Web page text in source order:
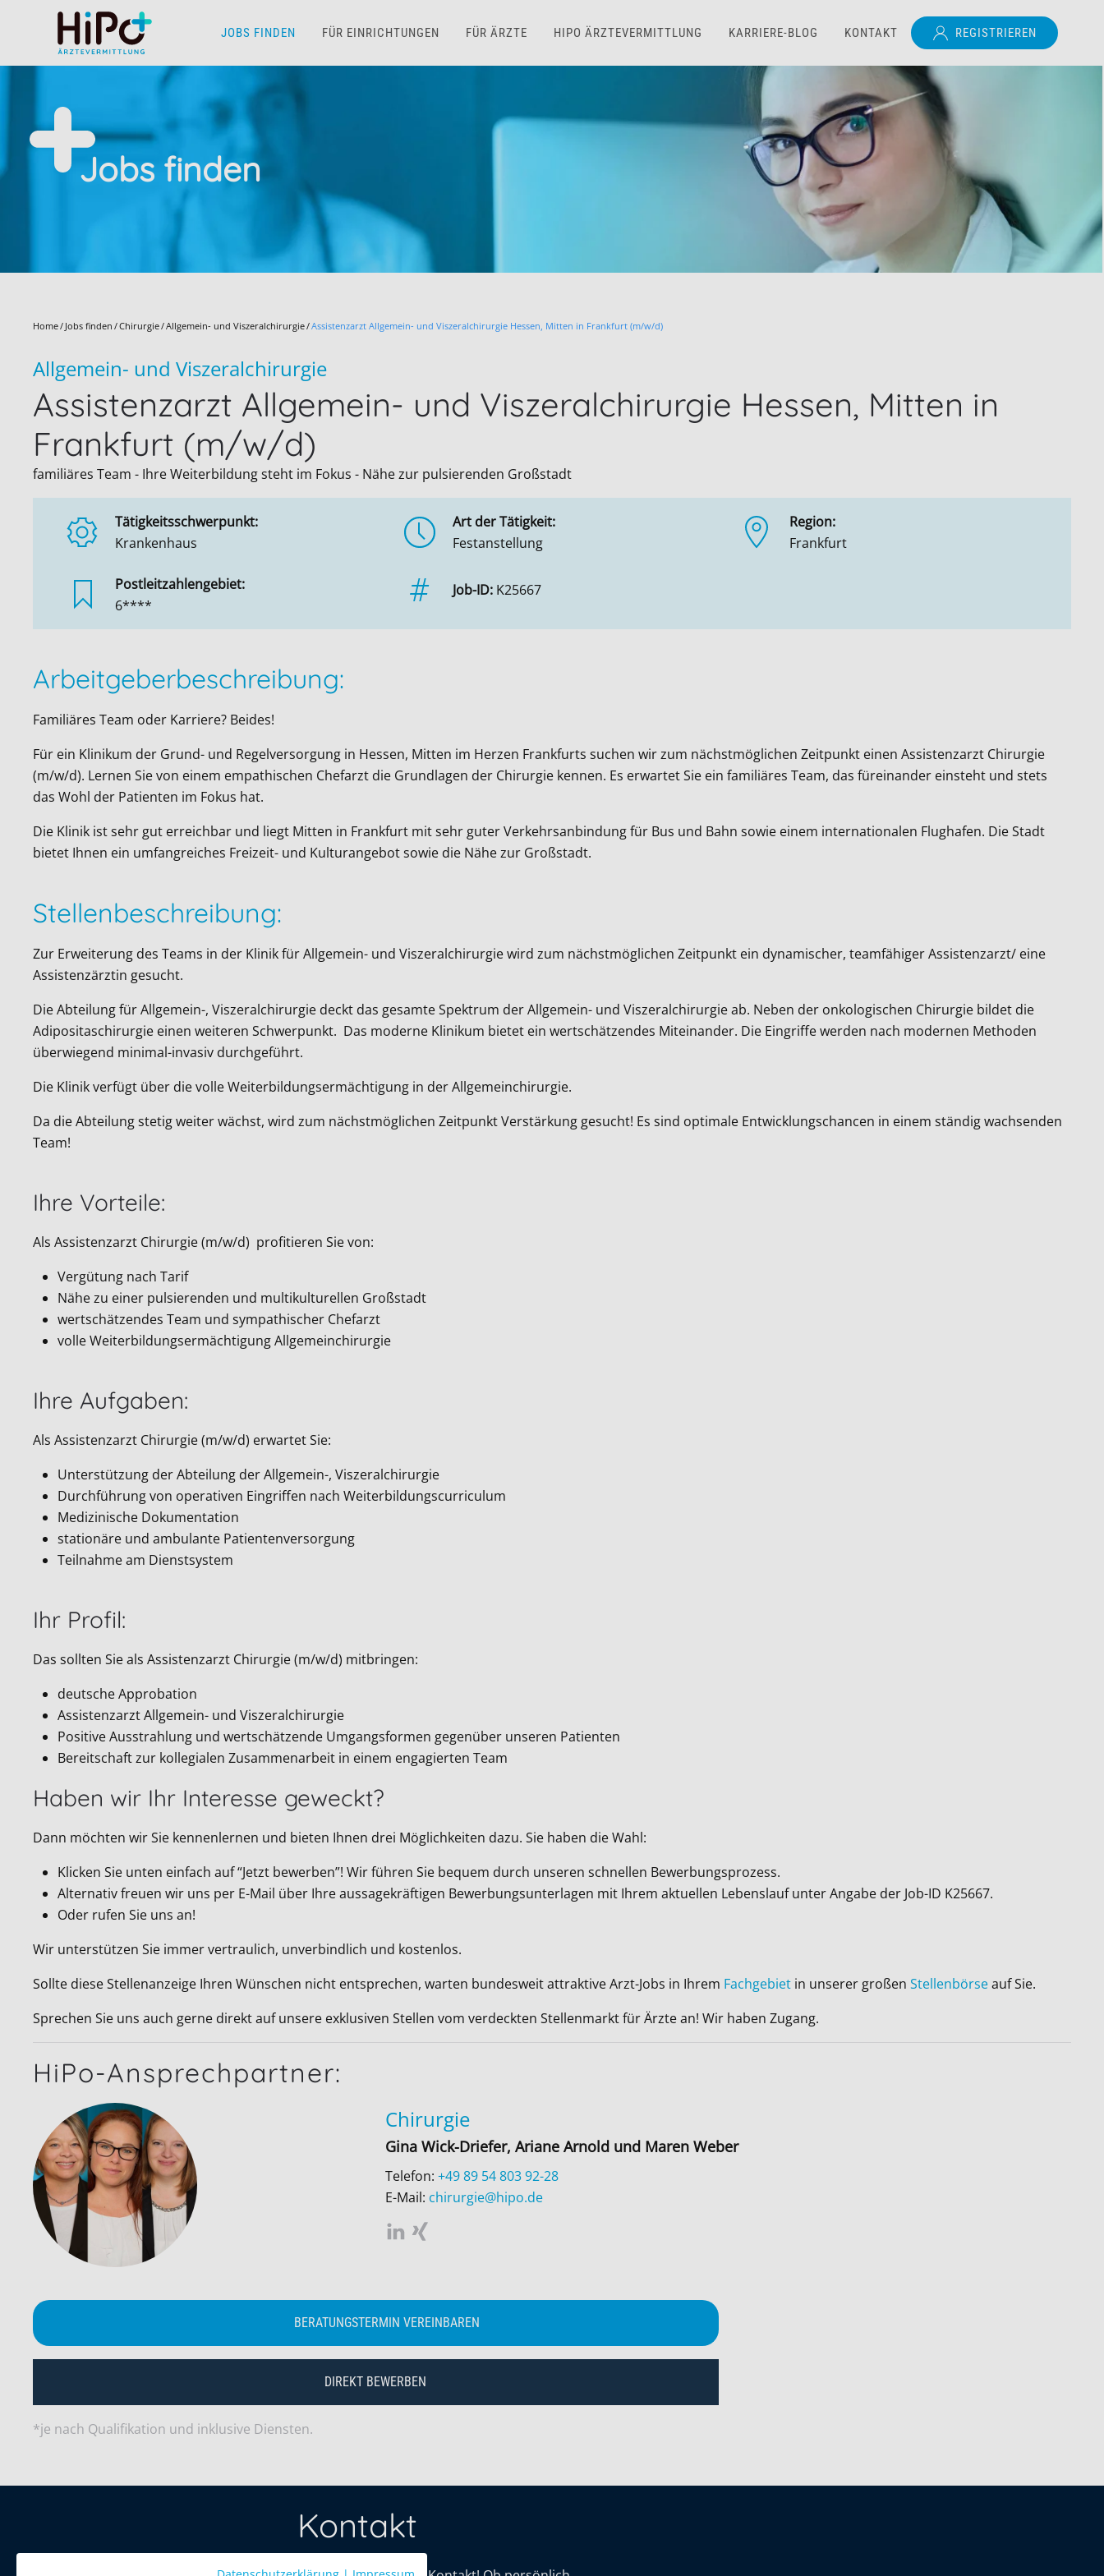
Skip to main content JOBS FINDEN FÜR EINRICHTUNGEN FÜR ÄRZTE HIPO ÄRZTEVERMITTLUNG KARRIERE-BLOG KONTAKT REGISTRIEREN
Jobs finden
Home Jobs finden Chirurgie Allgemein- und Viszeralchirurgie Assistenzarzt Allgemein- und Viszeralchirurgie Hessen, Mitten in Frankfurt (m/w/d)
Allgemein- und Viszeralchirurgie
Assistenzarzt Allgemein- und Viszeralchirurgie Hessen, Mitten in
Frankfurt (m/w/d)
familiäres Team - Ihre Weiterbildung steht im Fokus - Nähe zur pulsierenden Großstadt
Tätigkeitsschwerpunkt:
Krankenhaus
Art der Tätigkeit:
Festanstellung
Region:
Frankfurt
Postleitzahlengebiet:
6****
Job-ID: K25667
Arbeitgeberbeschreibung:
Familiäres Team oder Karriere? Beides!
Für ein Klinikum der Grund- und Regelversorgung in Hessen, Mitten im Herzen Frankfurts suchen wir zum nächstmöglichen Zeitpunkt einen Assistenzarzt Chirurgie
(m/w/d). Lernen Sie von einem empathischen Chefarzt die Grundlagen der Chirurgie kennen. Es erwartet Sie ein familiäres Team, das füreinander einsteht und stets
das Wohl der Patienten im Fokus hat.
Die Klinik ist sehr gut erreichbar und liegt Mitten in Frankfurt mit sehr guter Verkehrsanbindung für Bus und Bahn sowie einem internationalen Flughafen. Die Stadt
bietet Ihnen ein umfangreiches Freizeit- und Kulturangebot sowie die Nähe zur Großstadt.
Stellenbeschreibung:
Zur Erweiterung des Teams in der Klinik für Allgemein- und Viszeralchirurgie wird zum nächstmöglichen Zeitpunkt ein dynamischer, teamfähiger Assistenzarzt/ eine
Assistenzärztin gesucht.
Die Abteilung für Allgemein-, Viszeralchirurgie deckt das gesamte Spektrum der Allgemein- und Viszeralchirurgie ab. Neben der onkologischen Chirurgie bildet die
Adipositaschirurgie einen weiteren Schwerpunkt. Das moderne Klinikum bietet ein wertschätzendes Miteinander. Die Eingriffe werden nach modernen Methoden
überwiegend minimal-invasiv durchgeführt.
Die Klinik verfügt über die volle Weiterbildungsermächtigung in der Allgemeinchirurgie.
Da die Abteilung stetig weiter wächst, wird zum nächstmöglichen Zeitpunkt Verstärkung gesucht! Es sind optimale Entwicklungschancen in einem ständig wachsenden
Team!
Ihre Vorteile:
Als Assistenzarzt Chirurgie (m/w/d) profitieren Sie von:
Vergütung nach Tarif
Nähe zu einer pulsierenden und multikulturellen Großstadt
wertschätzendes Team und sympathischer Chefarzt
volle Weiterbildungsermächtigung Allgemeinchirurgie
Ihre Aufgaben:
Als Assistenzarzt Chirurgie (m/w/d) erwartet Sie:
Unterstützung der Abteilung der Allgemein-, Viszeralchirurgie
Durchführung von operativen Eingriffen nach Weiterbildungscurriculum
Medizinische Dokumentation
stationäre und ambulante Patientenversorgung
Teilnahme am Dienstsystem
Ihr Profil:
Das sollten Sie als Assistenzarzt Chirurgie (m/w/d) mitbringen:
deutsche Approbation
Assistenzarzt Allgemein- und Viszeralchirurgie
Positive Ausstrahlung und wertschätzende Umgangsformen gegenüber unseren Patienten
Bereitschaft zur kollegialen Zusammenarbeit in einem engagierten Team
Haben wir Ihr Interesse geweckt?
Dann möchten wir Sie kennenlernen und bieten Ihnen drei Möglichkeiten dazu. Sie haben die Wahl:
Klicken Sie unten einfach auf “Jetzt bewerben”! Wir führen Sie bequem durch unseren schnellen Bewerbungsprozess.
Alternativ freuen wir uns per E-Mail über Ihre aussagekräftigen Bewerbungsunterlagen mit Ihrem aktuellen Lebenslauf unter Angabe der Job-ID K25667.
Oder rufen Sie uns an!
Wir unterstützen Sie immer vertraulich, unverbindlich und kostenlos.
Sollte diese Stellenanzeige Ihren Wünschen nicht entsprechen, warten bundesweit attraktive Arzt-Jobs in Ihrem Fachgebiet in unserer großen Stellenbörseauf Sie.
Sprechen Sie uns auch gerne direkt auf unsere exklusiven Stellen vom verdeckten Stellenmarkt für Ärzte an! Wir haben Zugang.
HiPo-Ansprechpartner:
Chirurgie
Gina Wick-Driefer, Ariane Arnold und Maren Weber
Telefon:+49 89 54 803 92-28
E-Mail: chirurgie@hipo.de
BERATUNGSTERMIN VEREINBAREN
DIREKT BEWERBEN
*je nach Qualifikation und inklusive Diensten.
Kontakt